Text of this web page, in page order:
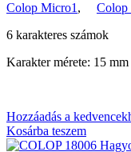
Colop Micro1 , Colop
6 karakteres számok
Karakter mérete: 15 mm
Hozzáadás a
Kosárba teszem